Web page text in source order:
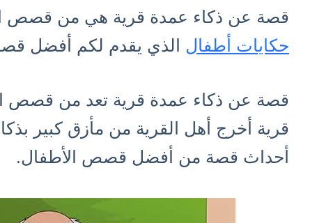
قصة عن ذكاء عمدة قرية هي من قصص
حكايات أطفال الذي يقدم لكم أفضل
قصة عن ذكاء عمدة قرية تعد من قصص
قرية أخرج أهل القرية من مأزق كبير
أحداث قصة من أفضل قصص الأطفال.